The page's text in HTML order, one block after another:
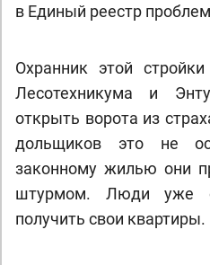
в Единый реестр
Охранник этой
Лесотехникума и
открыть ворота из
дольщиков это не
законному жилью они
штурмом. Люди уже
получить свои квартиры.